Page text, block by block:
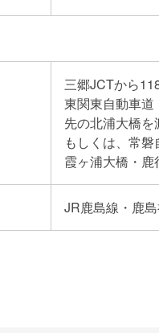
三郷JCTから
東関東自動車道
先の北浦大橋
もしくは、常
霞ヶ浦大橋・鹿
JR鹿島線・鹿